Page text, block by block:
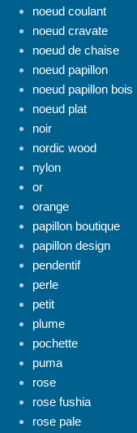
noeud coulant
noeud cravate
noeud de chaise
noeud papillon
noeud papillon bois
noeud plat
noir
nordic wood
nylon
or
orange
papillon boutique
papillon design
pendentif
perle
petit
plume
pochette
puma
rose
rose fushia
rose pale